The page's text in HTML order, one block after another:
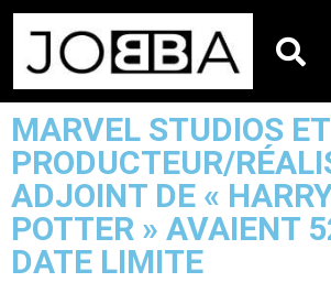
MARVEL STUDIOS
PRODUCTEUR/
ADJOINT DE «
POTTER » AVAIENT
DATE LIMITE